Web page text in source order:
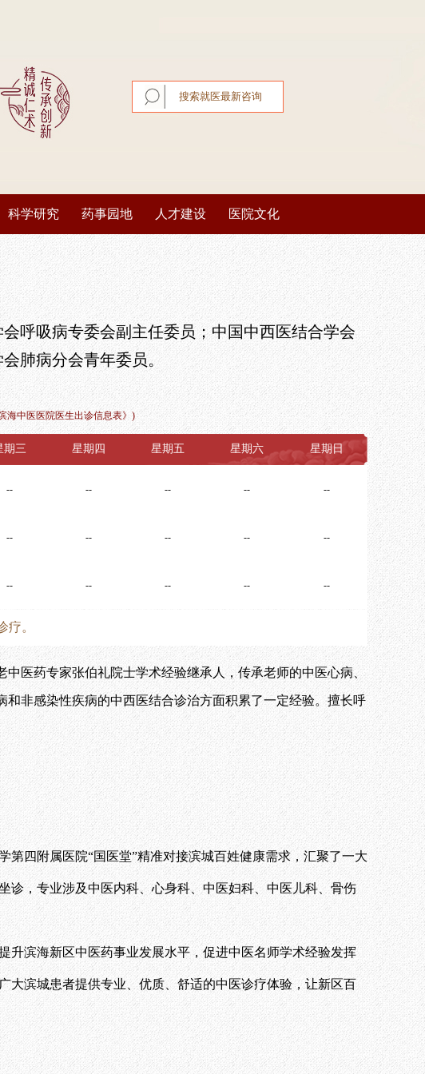
科学研究
科研项目
成果与转化
学术著作
学术交流
医学伦理
实验室建设
科普基地
床试验机构
药事园地
药事风采
本草天地
合理用药
人才建设
名医名家
人才引进
公开招聘
医院文化
医院精神
光影纪实
呼吸病专委会副主任委员；中国中西医结合学会
肺病分会青年委员。
中医医院医生出诊信息表》 )
期三 星期四 星期五 星期六 星期日
-- -- -- -- --
-- -- -- -- --
-- -- -- -- --
。
医药专家张伯礼院士学术经验继承人，传承老师的中医心病、
非感染性疾病的中西医结合诊治方面积累了一定经验。擅长呼
第四附属医院“国医堂”精准对接滨城百姓健康需求，汇聚了一大
诊，专业涉及中医内科、心身科、中医妇科、中医儿科、骨伤
升滨海新区中医药事业发展水平，促进中医名师学术经验发挥
大滨城患者提供专业、优质、舒适的中医诊疗体验，让新区百